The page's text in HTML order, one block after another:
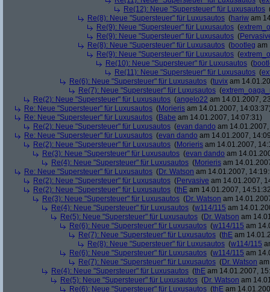
Re(12): Neue "Supersteuer" für Luxusautos
Re(8): Neue "Supersteuer" für Luxusautos (hariw am
Re(9): Neue "Supersteuer" für Luxusautos (
Re(9): Neue "Supersteuer" für Luxusautos (
Re(8): Neue "Supersteuer" für Luxusautos (bootleg am
Re(9): Neue "Supersteuer" für Luxusautos (
Re(10): Neue "Supersteuer" für Luxusautos (
Re(11): Neue "Supersteuer" für Luxusautos (
Re(6): Neue "Supersteuer" für Luxusautos (tuvix am
Re(7): Neue "Supersteuer" für Luxusautos (
Re(2): Neue "Supersteuer" für Luxusautos (angelo22 am 14.01.2007,
Re: Neue "Supersteuer" für Luxusautos (Morieris am 14.01.2007,
Re: Neue "Supersteuer" für Luxusautos (Babe am 14.01.2007, 14:07:31)
Re(2): Neue "Supersteuer" für Luxusautos (evan dando am
Re: Neue "Supersteuer" für Luxusautos (evan dando am 14.01.2007,
Re(2): Neue "Supersteuer" für Luxusautos (Morieris am 14.01.2007,
Re(3): Neue "Supersteuer" für Luxusautos (evan dando am
Re(4): Neue "Supersteuer" für Luxusautos (Morieris am
Re: Neue "Supersteuer" für Luxusautos (Dr. Watson am 14.01.2007,
Re(2): Neue "Supersteuer" für Luxusautos (Pervasive am 14.01.2007,
Re(2): Neue "Supersteuer" für Luxusautos (thE am 14.01.2007,
Re(3): Neue "Supersteuer" für Luxusautos (Dr. Watson am
Re(4): Neue "Supersteuer" für Luxusautos (w114/115 am
Re(5): Neue "Supersteuer" für Luxusautos (Dr. Watson am
Re(6): Neue "Supersteuer" für Luxusautos (w114/115 am
Re(7): Neue "Supersteuer" für Luxusautos (thE am
Re(8): Neue "Supersteuer" für Luxusautos (w114/115
Re(6): Neue "Supersteuer" für Luxusautos (w114/115 am
Re(7): Neue "Supersteuer" für Luxusautos (Dr. Watson
Re(4): Neue "Supersteuer" für Luxusautos (thE am 14.01.2007,
Re(5): Neue "Supersteuer" für Luxusautos (Dr. Watson am
Re(6): Neue "Supersteuer" für Luxusautos (thE am